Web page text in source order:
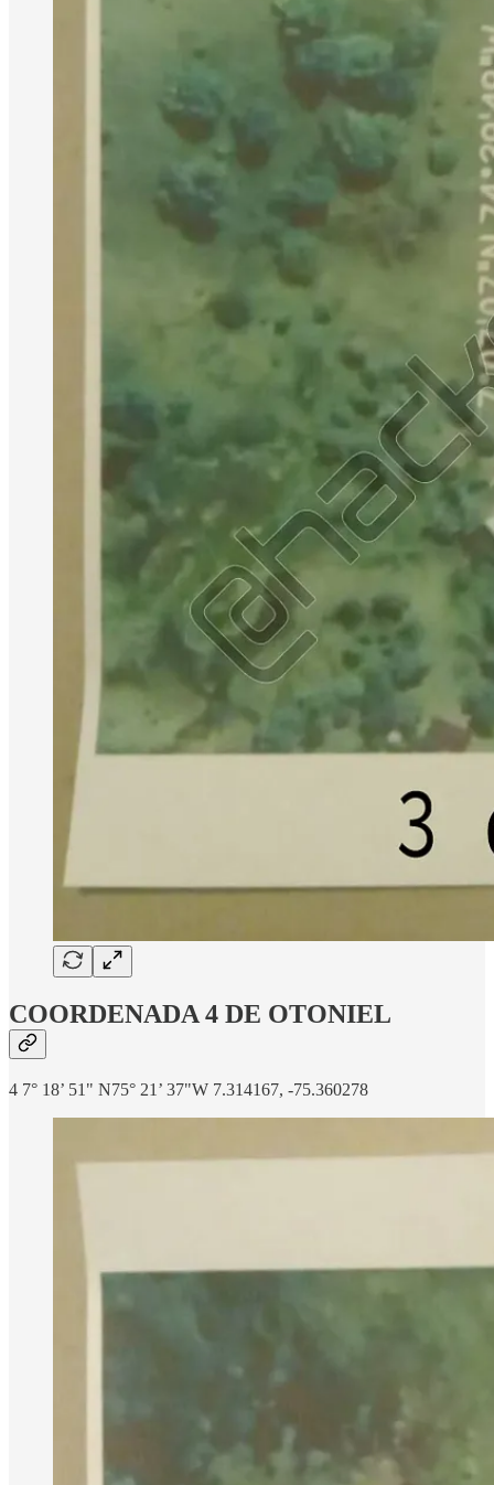
COORDENADA 4 DE OTONIEL
4 7° 18’ 51" N75° 21’ 37"W 7.314167, -75.360278